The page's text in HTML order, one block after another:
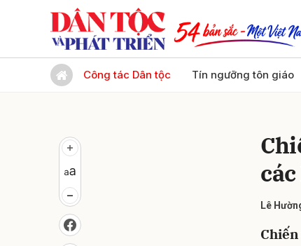
Công tác Dân tộc Tín ngưỡng tôn giáo
Lê